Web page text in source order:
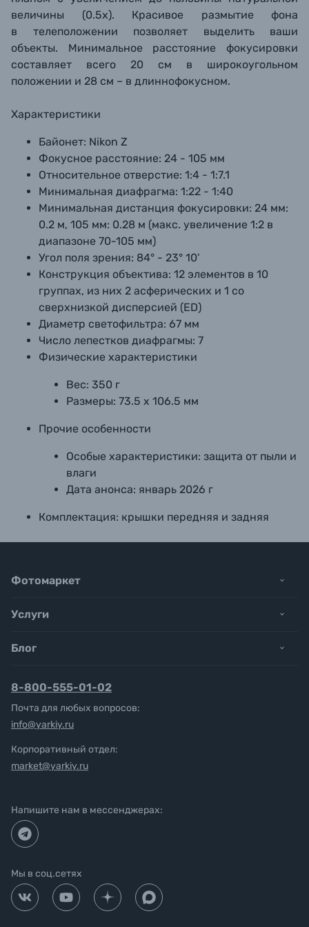
величины (0.5x). Красивое размытие фона
в телеположении позволяет выделить ваши
объекты. Минимальное расстояние фокусировки
составляет всего 20 см в широкоугольном
положении и 28 см – в длиннофокусном.
Характеристики
Байонет: Nikon Z
Фокусное расстояние: 24 - 105 мм
Относительное отверстие: 1:4 - 1:7.1
Минимальная диафрагма: 1:22 - 1:40
Минимальная дистанция фокусировки: 24 мм:
0.2 м, 105 мм: 0.28 м (макс. увеличение 1:2 в
диапазоне 70-105 мм)
Угол поля зрения: 84° - 23° 10'
Конструкция объектива: 12 элементов в 10
группах, из них 2 асферических и 1 со
сверхнизкой дисперсией (ED)
Диаметр светофильтра: 67 мм
Число лепестков диафрагмы: 7
Физические характеристики
Вес: 350 г
Размеры: 73.5 х 106.5 мм
Прочие особенности
Особые характеристики: защита от пыли и
влаги
Дата анонса: январь 2026 г
Комплектация: крышки передняя и задняя
Фотомаркет
Услуги
Блог
8-800-555-01-02
Почта для любых вопросов:
info@yarkiy.ru
Корпоративный отдел:
market@yarkiy.ru
Напишите нам в мессенджерах:
Мы в соц.сетях